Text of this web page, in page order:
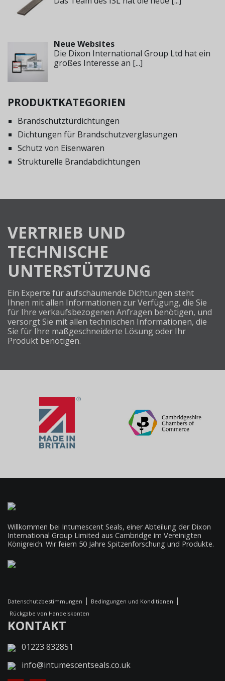
Neue Websites
Die Dixon International Group Ltd hat ein
großes Interesse an [...]
PRODUKTKATEGORIEN
Brandschutztürdichtungen
Dichtungen für Brandschutzverglasungen
Schutz von Eisenwaren
Strukturelle Brandabdichtungen
VERTRIEB UND
TECHNISCHE
UNTERSTÜTZUNG
Ein Experte für aufschäumende Dichtungen steht
Ihnen mit allen Informationen zur Verfügung, die Sie
für Ihre verkaufsbezogenen Anfragen benötigen, und
versorgt Sie mit allen technischen Informationen, die
Sie für Ihre maßgeschneiderte Lösung oder Ihr
Produkt benötigen.
Willkommen bei Intumescent Seals, einer Abteilung der Dixon
International Group Limited aus Cambridge im Vereinigten
Königreich. Wir feiern 50 Jahre Spitzenforschung und Produkte.
Datenschutzbestimmungen
Bedingungen und Konditionen
Rückgabe von Handelskonten
KONTAKT
01223 832851
info@intumescentseals.co.uk